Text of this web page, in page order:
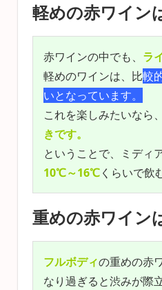
軽めの赤ワイン
赤ワインの中でも、 ラ
軽めのワインは、比較
いとなっています。
これを楽しみたいなら、
きです。
ということで、ミディ
10℃～16℃くらいで飲
重めの赤ワイン
フルボディの重めの赤
なり過ぎると渋みが際